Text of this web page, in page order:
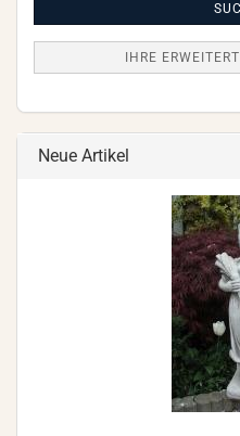
IHRE
Neue Artikel